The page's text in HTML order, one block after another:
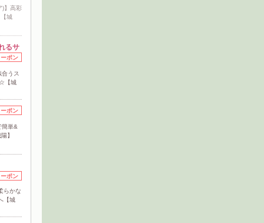
)】高彩
城
るサ
ポン
うス
☆【城
ポン
簡単&
】
ポン
らかな
【城